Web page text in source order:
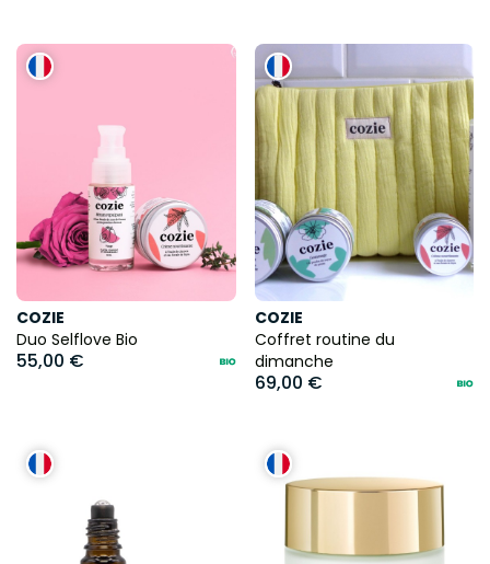
COZIE
Duo Selflove Bio
55,00 €
COZIE
Coffret routine du
dimanche
69,00 €